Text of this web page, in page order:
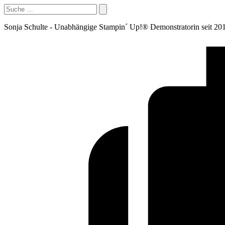
Sonja Schulte - Unabhängige Stampin´ Up!® Demonstratorin seit